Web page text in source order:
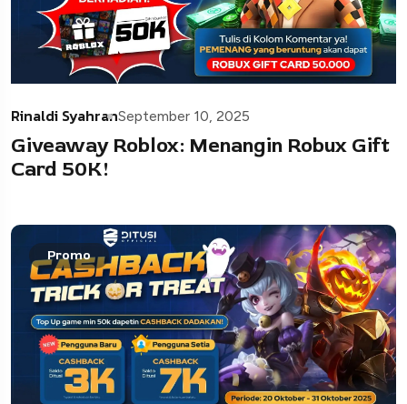
Rinaldi SyahranSeptember 10, 2025
Giveaway Roblox: Menangin Robux Gift
Card 50K!
Promo